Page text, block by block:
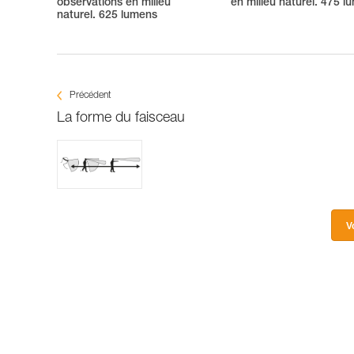
observations en milieu
naturel. 625 lumens
en milieu naturel. 475
Précédent
La forme du faisceau